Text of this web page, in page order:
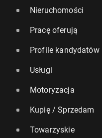
Nieruchomości
Pracę oferują
Profile kandydatów
Usługi
Motoryzacja
Kupię / Sprzedam
Towarzyskie